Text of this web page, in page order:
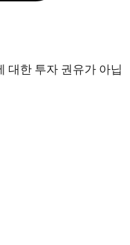
대한 투자 권유가 아닙